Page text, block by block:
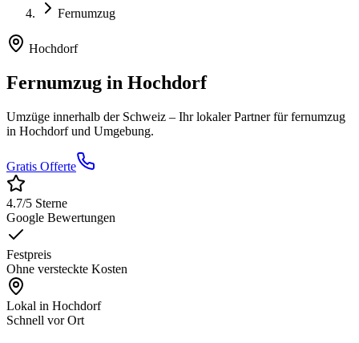
Fernumzug
Hochdorf
Fernumzug in Hochdorf
Umzüge innerhalb der Schweiz – Ihr lokaler Partner fürfernumzug
in Hochdorfund Umgebung.
Gratis Offerte
4.7/5 Sterne
Google Bewertungen
Festpreis
Ohne versteckte Kosten
Lokal in Hochdorf
Schnell vor Ort